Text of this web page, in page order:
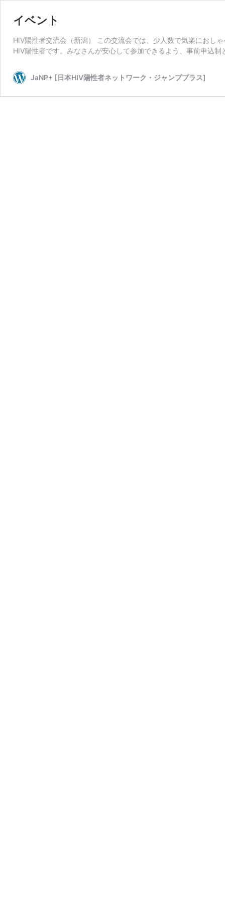
イベント
HIV陽性者交流会（新潟） この交流会では、少人数で気楽におし
HIV陽性者です。みなさんが安心して参加できるよう、事前申込
JaNP+ [日本HIV陽性者ネットワーク・ジャンププラス]